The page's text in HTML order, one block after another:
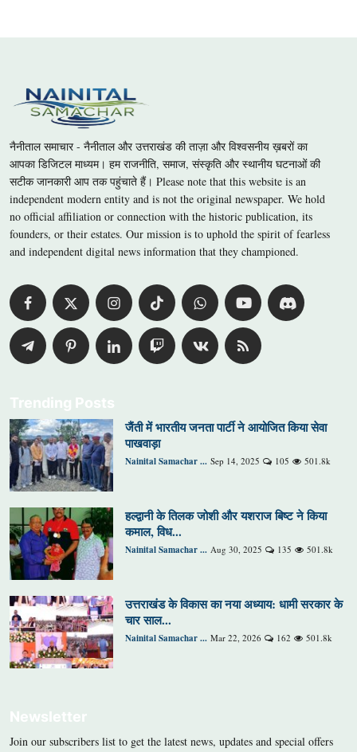
नैनीताल समाचार - नैनीताल और उत्तराखंड की ताज़ा और विश्वसनीय ख़बरों का
आपका डिजिटल माध्यम। हम राजनीति, समाज, संस्कृति और स्थानीय घटनाओं की
सटीक जानकारी आप तक पहुंचाते हैं। Please note that this website is an
independent modern entity and is not the original newspaper. We hold
no official affiliation or connection with the historic publication, its
founders, or their estates. Our mission is to uphold the spirit of fearless
and independent digital news information that they championed.
Trending Posts
जैंती में भारतीय जनता पार्टी ने आयोजित किया सेवा
पाखवाड़ा
Nainital Samachar ... Sep 14, 2025 105 501.8k
हल्द्वानी के तिलक जोशी और यशराज बिष्ट ने किया
कमाल, विध...
Nainital Samachar ... Aug 30, 2025 135 501.8k
उत्तराखंड के विकास का नया अध्याय: धामी सरकार के
चार साल...
Nainital Samachar ... Mar 22, 2026 162 501.8k
Newsletter
Join our subscribers list to get the latest news, updates and special offers